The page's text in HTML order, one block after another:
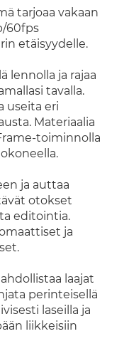
tarjoaa vakaan
60fps
etäisyydelle.
lennolla ja rajaa
tavalla.
useita eri
Materiaalia
toiminnolla
ja auttaa
otokset
editointia.
ja
laajat
perinteisellä
laseilla ja
liikkeisiin